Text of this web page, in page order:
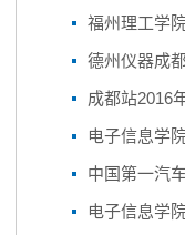
福州理工学
德州仪器成
成都站2016
电子信息学
中国第一汽
电子信息学